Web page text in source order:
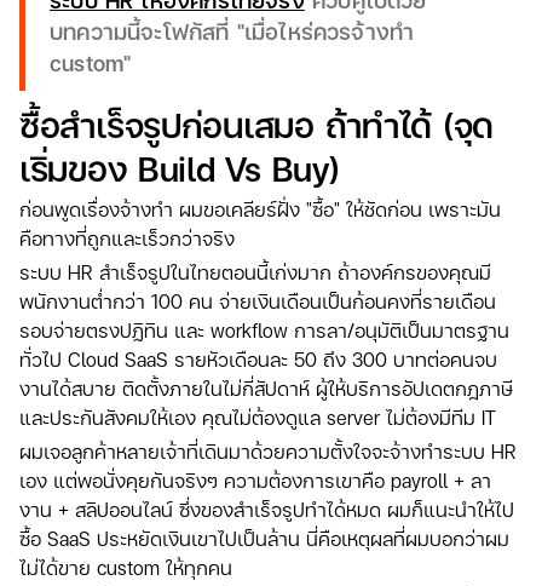
บทความนี้จะโฟกัสที่ "เมื่อไหร่ควรจ้างทำ
custom"
ซื้อสำเร็จรูปก่อนเสมอ ถ้าทำได้ (จุด
เริ่มของ Build Vs Buy)
ก่อนพูดเรื่องจ้างทำ ผมขอเคลียร์ฝั่ง "ซื้อ" ให้ชัดก่อน เพราะมัน
คือทางที่ถูกและเร็วกว่าจริง
ระบบ HR สำเร็จรูปในไทยตอนนี้เก่งมาก ถ้าองค์กรของคุณมี
พนักงานต่ำกว่า 100 คน จ่ายเงินเดือนเป็นก้อนคงที่รายเดือน
รอบจ่ายตรงปฏิทิน และ workflow การลา/อนุมัติเป็นมาตรฐาน
ทั่วไป Cloud SaaS รายหัวเดือนละ 50 ถึง 300 บาทต่อคนจบ
งานได้สบาย ติดตั้งภายในไม่กี่สัปดาห์ ผู้ให้บริการอัปเดตกฎภาษี
และประกันสังคมให้เอง คุณไม่ต้องดูแล server ไม่ต้องมีทีม IT
ผมเจอลูกค้าหลายเจ้าที่เดินมาด้วยความตั้งใจจะจ้างทำระบบ HR
เอง แต่พอนั่งคุยกันจริงๆ ความต้องการเขาคือ payroll + ลา
งาน + สลิปออนไลน์ ซึ่งของสำเร็จรูปทำได้หมด ผมก็แนะนำให้ไป
ซื้อ SaaS ประหยัดเงินเขาไปเป็นล้าน นี่คือเหตุผลที่ผมบอกว่าผม
ไม่ได้ขาย custom ให้ทุกคน